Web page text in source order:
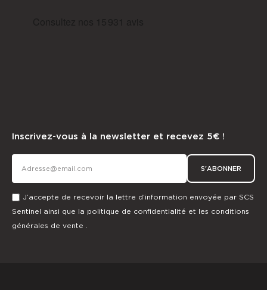
Inscrivez-vous à la newsletter et recevez 5€ !
S'ABONNER
J’accepte de recevoir la lettre d’information envoyée par SCS
Sentinel ainsi que la politique de confidentialité et les conditions
générales de vente .